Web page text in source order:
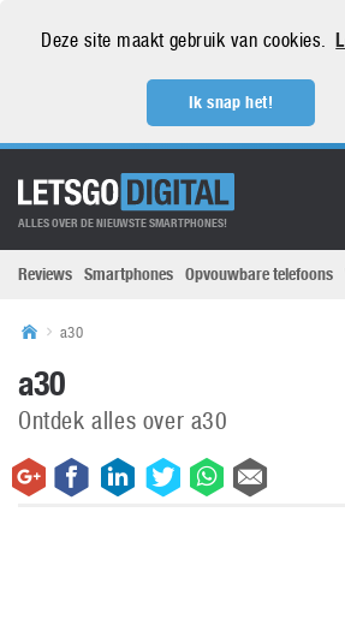
Deze site maakt gebruik van cookies.
Ik snap het!
ALLES OVER DE NIEUWSTE SMARTPHONES!
Reviews Smartphones Opvouwbare telefoons
a30
a30
Ontdek alles over a30